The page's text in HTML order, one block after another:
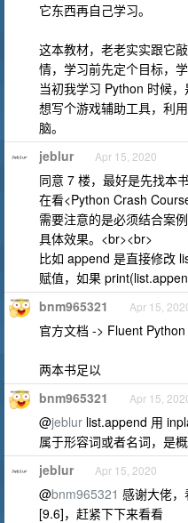
它东西再自己学习。
这本教材，老老实实跟它
情，学习前先定个目标，
当初我学习 Python 时候
想写个游戏辅助工具，利
脑。
jeblur Apr 15, 2020
同意 7 楼，最好是先找本
在看<Python Crash
需要注意的是必须结合案
具体效果。<br><br>
比如 append 是直接修改
赋值，如果
bnm965321 Apr 15,
官方文档 -> Fluent Python
两本书足以
bnm965321 Apr 15,
@jeblur list.append 用
属于形容词或者名词，是概
jeblur Apr 15, 2020
@bnm965321 感谢大佬
[9.6]，赶紧下下来看看